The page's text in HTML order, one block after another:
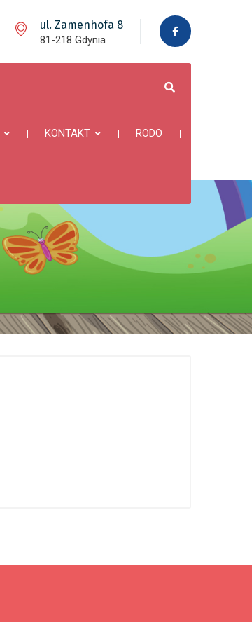
ul. Zamenhofa 8
81-218 Gdynia
KONTAKT RODO